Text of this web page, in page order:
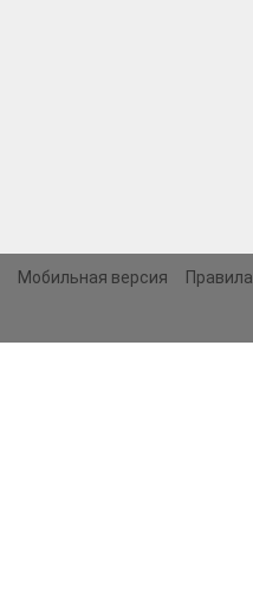
Мобильная версия Правила